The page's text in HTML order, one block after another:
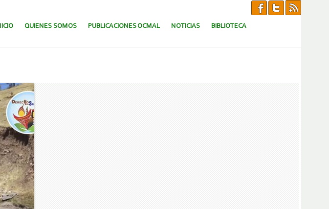
AL CONTENIDO.
QUIENES SOMOS PUBLICACIONES OCMAL NOTICIAS BIBLIOTECA